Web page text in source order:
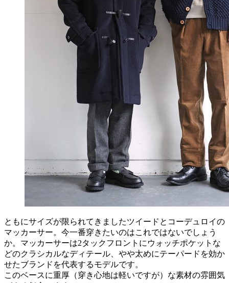
ともにサイズが限られてきましたツイードとコーデュロイの
マッカーサー。今一番穿きたいのはこれではないでしょう
か。マッカーサーは2タックフロントにウォッチポケットな
どのクラシカルなディテール、やや太めにテーパードを効か
せたブランドを代表するモデルです。
このベースに重厚（穿き心地は軽いですが）な素材の雰囲気